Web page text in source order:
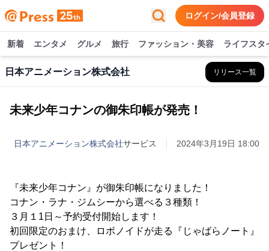
ログイン/会員登録
新着 エンタメ グルメ 旅行 ファッション・美容 ライフスタ
日本アニメーション株式会社 リリース一覧
未来少年コナンの御朱印帳が発売！
日本アニメーション株式会社サービス 2024年3月19日 18:00
『未来少年コナン』が御朱印帳になりました！
コナン・ラナ・ジムシーから選べる３種類！
３月１1日～予約受付開始します！
初回限定のおまけ、ロボノイドが走る『じゃばらノート』
プレゼント！